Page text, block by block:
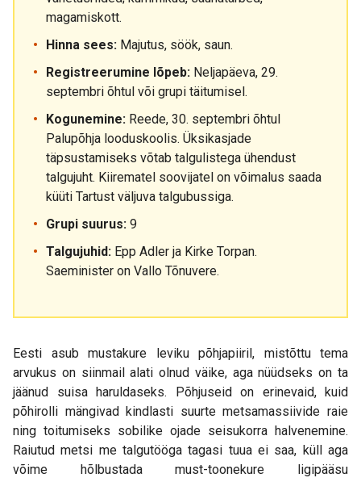
magamiskott.
Hinna sees: Majutus, söök, saun.
Registreerumine lõpeb: Neljapäeva, 29.
septembri õhtul või grupi täitumisel.
Kogunemine: Reede, 30. septembri õhtul
Palupõhja looduskoolis. Üksikasjade
täpsustamiseks võtab talgulistega ühendust
talgujuht. Kiirematel soovijatel on võimalus saada
küüti Tartust väljuva talgubussiga.
Grupi suurus: 9
Talgujuhid: Epp Adler ja Kirke Torpan.
Saeminister on Vallo Tõnuvere.
Eesti asub mustakure leviku põhjapiiril, mistõttu tema
arvukus on siinmail alati olnud väike, aga nüüdseks on ta
jäänud suisa haruldaseks. Põhjuseid on erinevaid, kuid
põhirolli mängivad kindlasti suurte metsamassiivide raie
ning toitumiseks sobilike ojade seisukorra halvenemine.
Raiutud metsi me talgutööga tagasi tuua ei saa, küll aga
võime hõlbustada must-toonekure ligipääsu